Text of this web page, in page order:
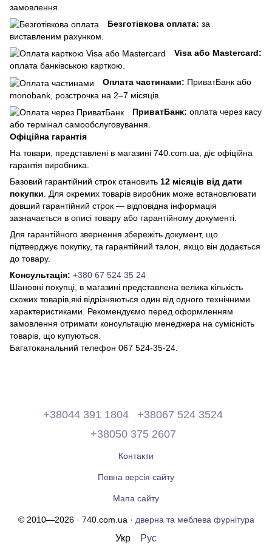
замовлення.
Безготівкова оплата: за
виставленим рахунком.
Visa або Mastercard:
оплата банківською карткою.
Оплата частинами: ПриватБанк або
monobank, розстрочка на 2–7 місяців.
ПриватБанк: оплата через касу
або термінал самообслуговування.
Офіційна гарантія
На товари, представлені в магазині 740.com.ua, діє офіційна
гарантія виробника.
Базовий гарантійний строк становить 12 місяців від дати
покупки . Для окремих товарів виробник може встановлювати
довший гарантійний строк — відповідна інформація
зазначається в описі товару або гарантійному документі.
Для гарантійного звернення збережіть документ, що
підтверджує покупку, та гарантійний талон, якщо він додається
до товару.
Консультація: +380 67 524 35 24
Шановні покупці, в магазині представлена ​​велика кількість
схожих товарів,які відрізняються один від одного технічними
характеристиками. Рекомендуємо перед оформленням
замовлення отримати консультацію менеджера на сумісність
товарів, що купуються.
Багатоканальний телефон 067 524-35-24.
+38044 391 1804
+38067 524 3524
+38050 375 2607
Контакти
Повна версія сайту
Мапа сайту
© 2010—2026 · 740.com.ua · дверна та меблева фурнітура
Укр Рус